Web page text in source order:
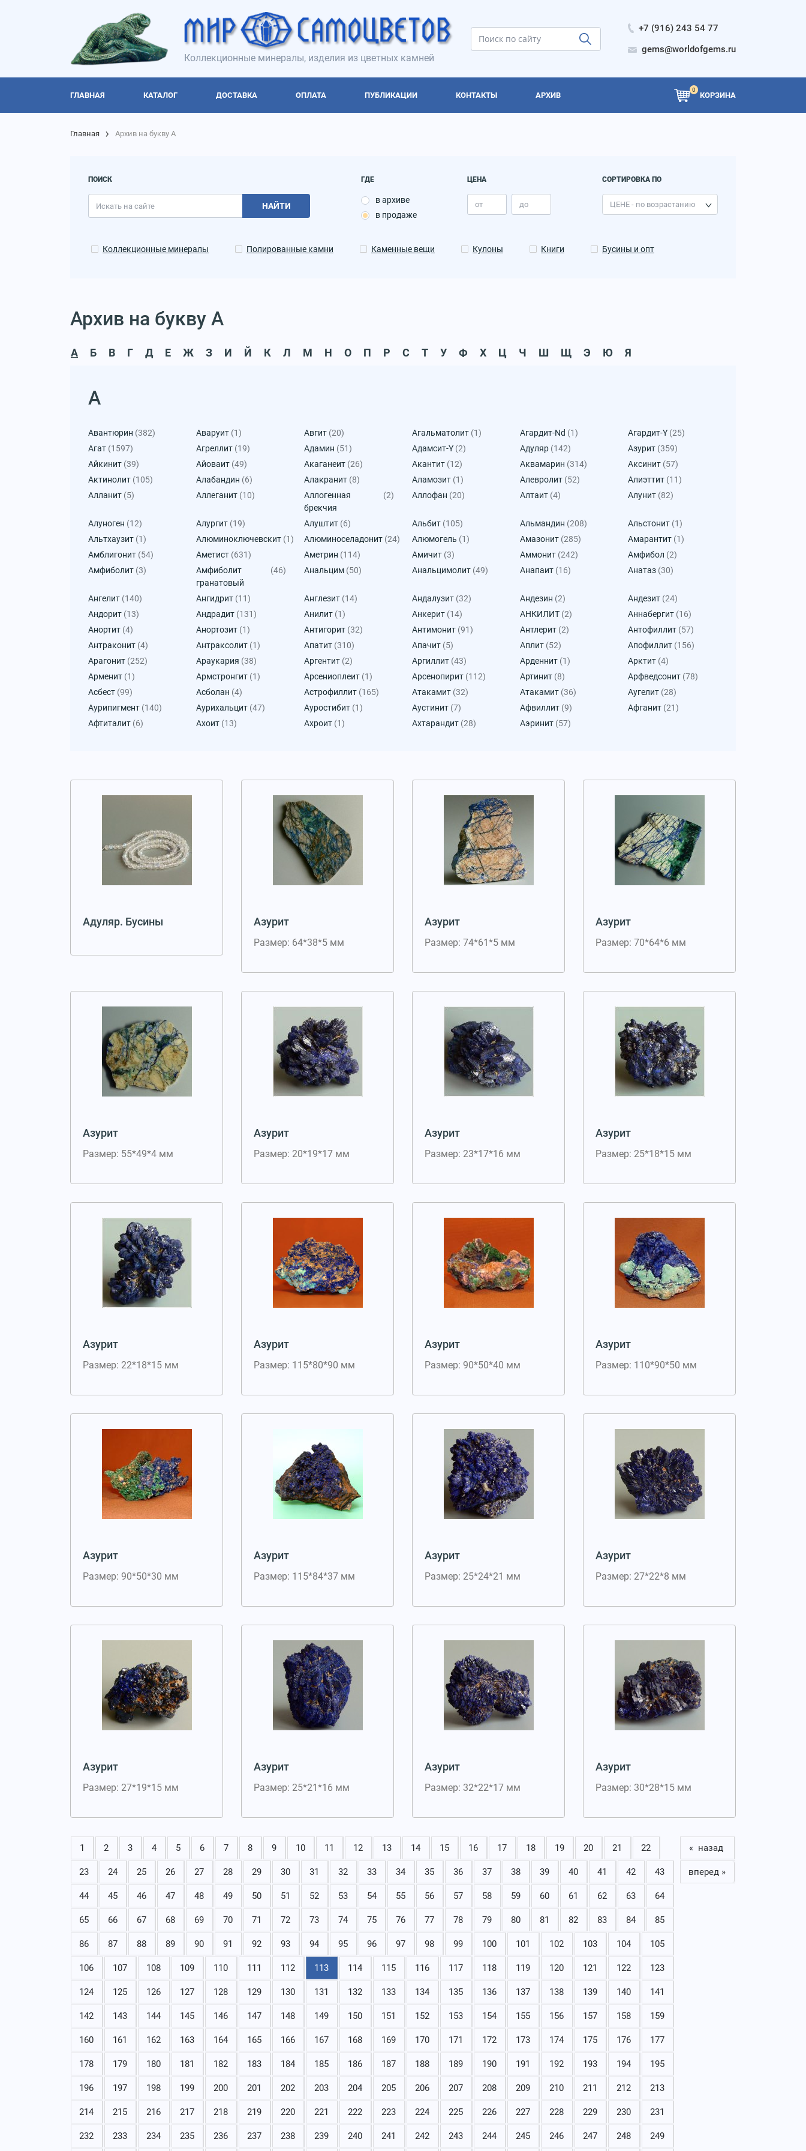
Коллекционные минералы, изделия из цветных камней
+7 (916) 243 54 77
gems@worldofgems.ru
ГЛАВНАЯ КАТАЛОГ ДОСТАВКА ОПЛАТА ПУБЛИКАЦИИ КОНТАКТЫ АРХИВ
0
КОРЗИНА
Главная Архив на букву А
ПОИСК
НАЙТИ
ГДЕ
в архиве
в продаже
ЦЕНА СОРТИРОВКА ПО
Коллекционные минералы Полированные камни Каменные вещи Кулоны Книги Бусины и опт
Архив на букву А
А Б В Г Д Е Ж З И Й К Л М Н О П Р С Т У Ф Х Ц Ч Ш Щ Э Ю Я
А
Авантюрин (382) Аваруит (1) Авгит (20) Агальматолит (1) Агардит-Nd (1) Агардит-Y (25)
Агат (1597) Агреллит (19) Адамин (51) Адамсит-Y (2) Адуляр (142) Азурит (359)
Айкинит (39) Айоваит (49) Акаганеит (26) Акантит (12) Аквамарин (314) Аксинит (57)
Актинолит (105) Алабандин (6) Алакранит (8) Аламозит (1) Алевролит (52) Алиэттит (11)
Алланит (5) Аллеганит (10)
Аллогенная
брекчия
(2) Аллофан (20) Алтаит (4) Алунит (82)
Алуноген (12) Алургит (19) Алуштит (6) Альбит (105) Альмандин (208) Альстонит (1)
Альтхаузит (1) Алюминоключевскит (1) Алюминоселадонит (24) Алюмогель (1) Амазонит (285) Амарантит (1)
Амблигонит (54) Аметист (631) Аметрин (114) Амичит (3) Аммонит (242) Амфибол (2)
Амфиболит (3)
Амфиболит
гранатовый
(46) Анальцим (50) Анальцимолит (49) Анапаит (16) Анатаз (30)
Ангелит (140) Ангидрит (11) Англезит (14) Андалузит (32) Андезин (2) Андезит (24)
Андорит (13) Андрадит (131) Анилит (1) Анкерит (14) АНКИЛИТ (2) Аннабергит (16)
Анортит (4) Анортозит (1) Антигорит (32) Антимонит (91) Антлерит (2) Антофиллит (57)
Антраконит (4) Антраксолит (1) Апатит (310) Апачит (5) Аплит (52) Апофиллит (156)
Арагонит (252) Араукария (38) Аргентит (2) Аргиллит (43) Арденнит (1) Арктит (4)
Арменит (1) Армстронгит (1) Арсениоплеит (1) Арсенопирит (112) Артинит (8) Арфведсонит (78)
Асбест (99) Асболан (4) Астрофиллит (165) Атакамит (32) Атакамит (36) Аугелит (28)
Аурипигмент (140) Аурихальцит (47) Ауростибит (1) Аустинит (7) Афвиллит (9) Афганит (21)
Афтиталит (6) Ахоит (13) Ахроит (1) Ахтарандит (28) Аэринит (57)
Адуляр. Бусины Азурит
Размер: 64*38*5 мм
Азурит
Размер: 74*61*5 мм
Азурит
Размер: 70*64*6 мм
Азурит
Размер: 55*49*4 мм
Азурит
Размер: 20*19*17 мм
Азурит
Размер: 23*17*16 мм
Азурит
Размер: 25*18*15 мм
Азурит
Размер: 22*18*15 мм
Азурит
Размер: 115*80*90 мм
Азурит
Размер: 90*50*40 мм
Азурит
Размер: 110*90*50 мм
Азурит
Размер: 90*50*30 мм
Азурит
Размер: 115*84*37 мм
Азурит
Размер: 25*24*21 мм
Азурит
Размер: 27*22*8 мм
Азурит
Размер: 27*19*15 мм
Азурит
Размер: 25*21*16 мм
Азурит
Размер: 32*22*17 мм
Азурит
Размер: 30*28*15 мм
1 2 3 4 5 6 7 8 9 10 11 12 13 14 15 16 17 18 19 20 21 22
23 24 25 26 27 28 29 30 31 32 33 34 35 36 37 38 39 40 41 42 43
44 45 46 47 48 49 50 51 52 53 54 55 56 57 58 59 60 61 62 63 64
65 66 67 68 69 70 71 72 73 74 75 76 77 78 79 80 81 82 83 84 85
86 87 88 89 90 91 92 93 94 95 96 97 98 99 100 101 102 103 104 105
106 107 108 109 110 111 112 113 114 115 116 117 118 119 120 121 122 123
124 125 126 127 128 129 130 131 132 133 134 135 136 137 138 139 140 141
142 143 144 145 146 147 148 149 150 151 152 153 154 155 156 157 158 159
160 161 162 163 164 165 166 167 168 169 170 171 172 173 174 175 176 177
178 179 180 181 182 183 184 185 186 187 188 189 190 191 192 193 194 195
196 197 198 199 200 201 202 203 204 205 206 207 208 209 210 211 212 213
214 215 216 217 218 219 220 221 222 223 224 225 226 227 228 229 230 231
232 233 234 235 236 237 238 239 240 241 242 243 244 245 246 247 248 249
« назад
вперед »